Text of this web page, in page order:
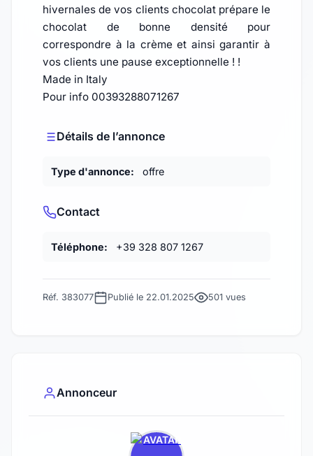
hivernales de vos clients chocolat prépare le
chocolat de bonne densité pour
correspondre à la crème et ainsi garantir à
vos clients une pause exceptionnelle ! !
Made in Italy
Pour info 00393288071267
Détails de l’annonce
Type d'annonce: offre
Contact
Téléphone: +39 328 807 1267
Réf. 383077 Publié le 22.01.2025 501 vues
Annonceur